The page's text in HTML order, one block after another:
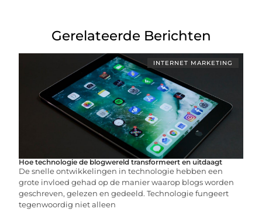
Gerelateerde Berichten
INTERNET MARKETING
Hoe technologie de blogwereld transformeert en uitdaagt
De snelle ontwikkelingen in technologie hebben een
grote invloed gehad op de manier waarop blogs worden
geschreven, gelezen en gedeeld. Technologie fungeert
tegenwoordig niet alleen